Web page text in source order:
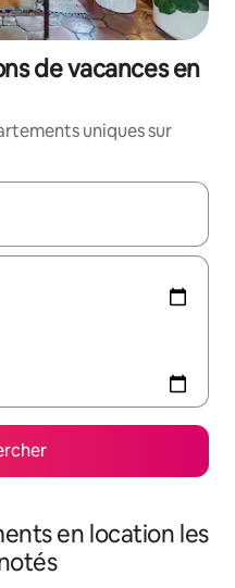
de vacances en
uniques sur
utilisez les flèches vers le
en location les